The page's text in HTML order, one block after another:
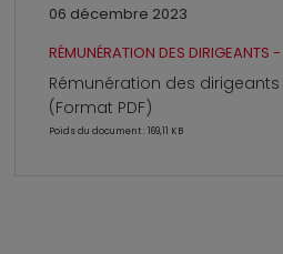
06 décembre 2023
RÉMUNÉRATION DES DIRIGEANTS
Rémunération des
(Format PDF)
Poids du document : 169,11 KB